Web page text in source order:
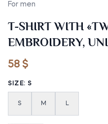
For men
T-SHIRT WITH
EMBROIDERY,
58 $
SIZE: S
S M L